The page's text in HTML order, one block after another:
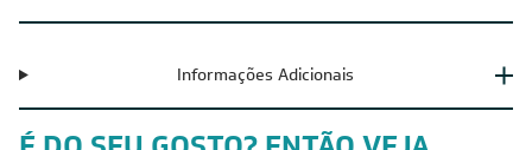
Informações Adicionais